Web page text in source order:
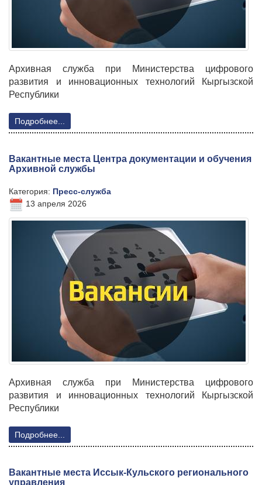
Архивная служба при Министерства цифрового
развития и инновационных технологий Кыргызской
Республики
Подробнее...
Вакантные места Центра документации и обучения
Архивной службы
Категория: Пресс-служба
13 апреля 2026
Архивная служба при Министерства цифрового
развития и инновационных технологий Кыргызской
Республики
Подробнее...
Вакантные места Иссык-Кульского регионального
управления